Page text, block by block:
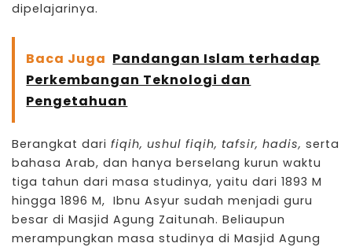
dipelajarinya.
Baca Juga Pandangan Islam terhadap
Perkembangan Teknologi dan
Pengetahuan
Berangkat dari fiqih, ushul fiqih, tafsir, hadis, serta
bahasa Arab, dan hanya berselang kurun waktu
tiga tahun dari masa studinya, yaitu dari 1893 M
hingga 1896 M, Ibnu Asyur sudah menjadi guru
besar di Masjid Agung Zaitunah. Beliaupun
merampungkan masa studinya di Masjid Agung